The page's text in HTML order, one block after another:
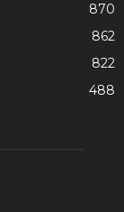
870
862
822
488